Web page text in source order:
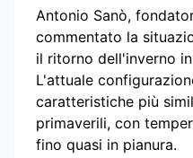
Antonio Sanò,
commentato la
il ritorno dell'inverno
L'attuale
caratteristiche più
primaverili, con
fino quasi in pianura.